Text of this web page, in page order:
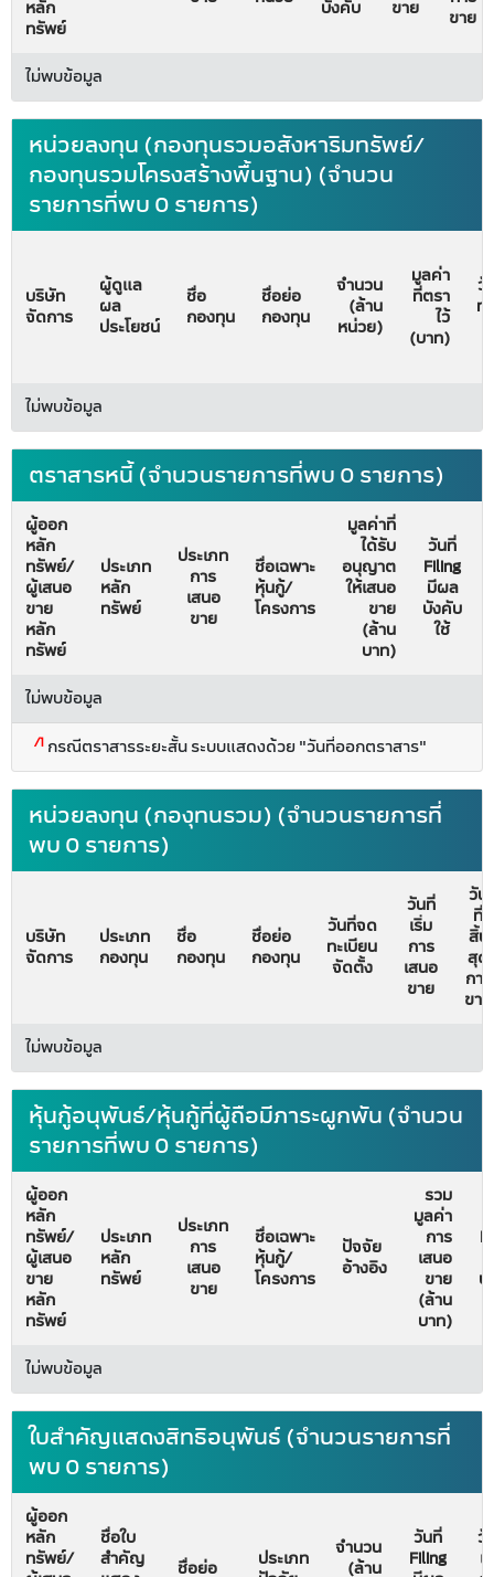
หลัก
ทรัพย์
บังคับ
ขาย
ขาย
ไม่พบข้อมูล
หน่วยลงทุน (กองทุนรวมอสังหาริมทรัพย์/
กองทุนรวมโครงสร้างพื้นฐาน) (จำนวน
รายการที่พบ 0 รายการ)
บริษัท
จัดการ
ผู้ดูแล
ผล
ประโยชน์
ชื่อ
กองทุน
ชื่อย่อ
กองทุน
จำนวน
(ล้าน
หน่วย)
มูลค่า
ที่ตรา
ไว้
(บาท)
วั
ท
ไม่พบข้อมูล
ตราสารหนี้ (จำนวนรายการที่พบ 0 รายการ)
ผู้ออก
หลัก
ทรัพย์/
ผู้เสนอ
ขาย
หลัก
ทรัพย์
ประเภท
หลัก
ทรัพย์
ประเภท
การ
เสนอ
ขาย
ชื่อเฉพาะ
หุ้นกู้/
โครงการ
มูลค่าที่
ได้รับ
อนุญาต
ให้เสนอ
ขาย
(ล้าน
บาท)
วันที่
Filing
มีผล
บังคับ
ใช้
ไม่พบข้อมูล
/1 กรณีตราสารระยะสั้น ระบบแสดงด้วย "วันที่ออกตราสาร"
หน่วยลงทุน (กองุทนรวม) (จำนวนรายการที่
พบ 0 รายการ)
บริษัท
จัดการ
ประเภท
กองทุน
ชื่อ
กองทุน
ชื่อย่อ
กองทุน
วันที่จด
ทะเบียน
จัดตั้ง
วันที่
เริ่ม
การ
เสนอ
ขาย
วัน
ที่
สิ้น
สุด
การ
ขาย
ไม่พบข้อมูล
หุ้นกู้อนุพันธ์/หุ้นกู้ที่ผู้ถือมีภาระผูกพัน (จำนวน
รายการที่พบ 0 รายการ)
ผู้ออก
หลัก
ทรัพย์/
ผู้เสนอ
ขาย
หลัก
ทรัพย์
ประเภท
หลัก
ทรัพย์
ประเภท
การ
เสนอ
ขาย
ชื่อเฉพาะ
หุ้นกู้/
โครงการ
ปัจจัย
อ้างอิง
รวม
มูลค่า
การ
เสนอ
ขาย
(ล้าน
บาท)
บั
ไม่พบข้อมูล
ใบสำคัญแสดงสิทธิอนุพันธ์ (จำนวนรายการที่
พบ 0 รายการ)
ผู้ออก
หลัก
ทรัพย์/
ชื่อใบ
สำคัญ
ชื่อย่อ
ประเภท
จำนวน
(ล้าน
วันที่
Filing
วั
เ